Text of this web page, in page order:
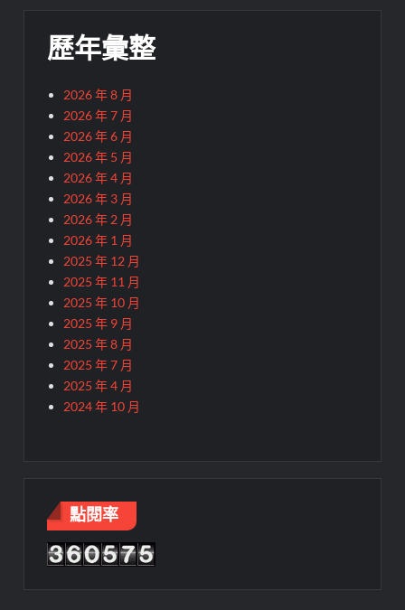
歷年彙整
2026 年 8 月
2026 年 7 月
2026 年 6 月
2026 年 5 月
2026 年 4 月
2026 年 3 月
2026 年 2 月
2026 年 1 月
2025 年 12 月
2025 年 11 月
2025 年 10 月
2025 年 9 月
2025 年 8 月
2025 年 7 月
2025 年 4 月
2024 年 10 月
點閱率